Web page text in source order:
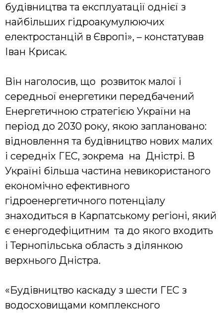
будівництва та експлуатації однієї з
найбільших гідроакумулюючих
електростанцій в Європі», – констатував
Іван Крисак.
Він наголосив, що розвиток малої і
середньої енергетики передбачений
Енергетичною стратегією України на
період до 2030 року, якою заплановано:
відновлення та будівництво нових малих
і середніх ГЕС, зокрема на Дністрі. В
Україні більша частина невикористаного
економічно ефективного
гідроенергетичного потенціалу
знаходиться в Карпатському регіоні, який
є енергодефіцитним та до якого входить
і Тернопільська область з ділянкою
верхнього Дністра.
«Будівництво каскаду з шести ГЕС з
водосховищами комплексного